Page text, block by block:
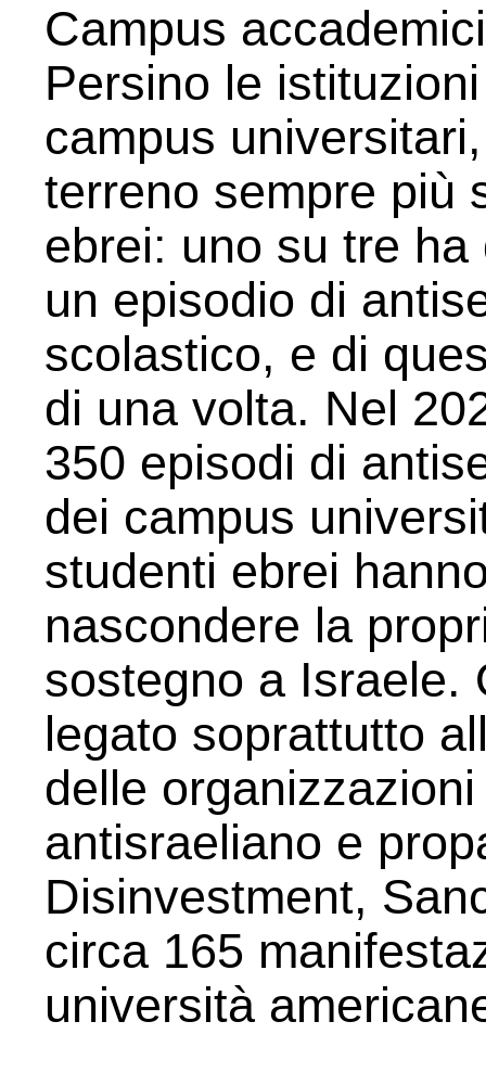
Campus
Persino le
campus
terreno sempre più
ebrei: uno su tre
un episodio di
scolastico, e di
di una volta. Nel
350 episodi di
dei campus
studenti ebrei
nascondere la
sostegno a Israele.
legato soprattutto
delle
antisraeliano e
Disinvestment,
circa 165
università